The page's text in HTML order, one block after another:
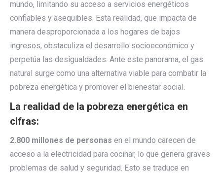
mundo, limitando su acceso a servicios energéticos
confiables y asequibles. Esta realidad, que impacta de
manera desproporcionada a los hogares de bajos
ingresos, obstaculiza el desarrollo socioeconómico y
perpetúa las desigualdades. Ante este panorama, el gas
natural surge como una alternativa viable para combatir la
pobreza energética y promover el bienestar social.
La realidad de la pobreza energética en
cifras:
2.800 millones de personas en el mundo carecen de
acceso a la electricidad para cocinar, lo que genera graves
problemas de salud y seguridad. Esto se traduce en